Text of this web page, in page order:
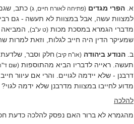
א. הפרי מגדים (פתיחה לאורח חיים, ג) כתב, שגם
למצוות עשה, אבל במצוות לא תעשה - גם
מדברי הגמרא במסכת מכות (ט ע''ב) ,
שמעיקר הדין היה חייב לגלות, וזאת למרות
ב. הנודע ביהודה (או''ח קיב) חלק וסבר, שלדעת
תעשה. ראייה לדבריו הביא מהתוספות (שם
דרבנן - שלא יידמה לגויים. והרי אם עיוור
מדוע לחייבו במצוות מדרבנן שלא ידמה
להלכה
מהגמרא לא ברור האם נפסק להלכה כדעת